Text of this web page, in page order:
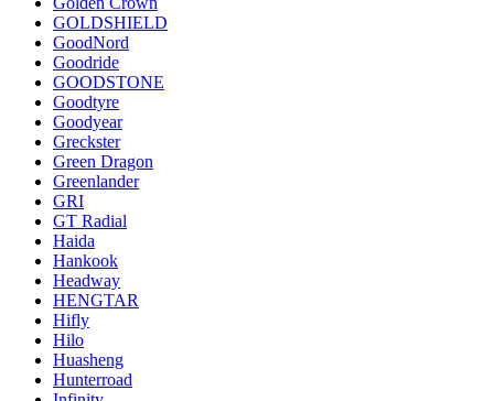
GOLDSHIELD
GoodNord
Goodride
GOODSTONE
Goodtyre
Goodyear
Greckster
Green Dragon
Greenlander
GRI
GT Radial
Haida
Hankook
Headway
HENGTAR
Hifly
Hilo
Huasheng
Hunterroad